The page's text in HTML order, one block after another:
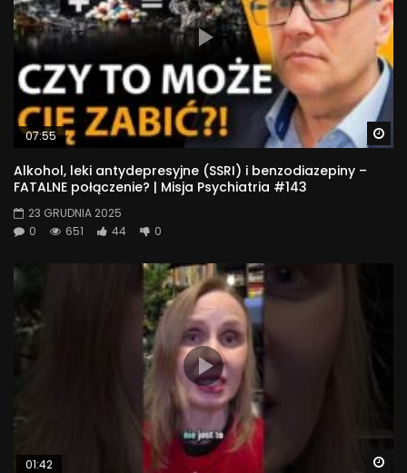
07:55
Alkohol, leki antydepresyjne (SSRI) i benzodiazepiny –
FATALNE połączenie? | Misja Psychiatria #143
23 GRUDNIA 2025
0
651 44 0
01:42